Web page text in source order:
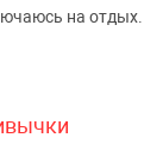
на отдых.